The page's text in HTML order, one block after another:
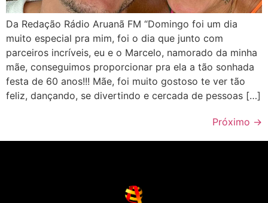
Da Redação Rádio Aruanã FM “Domingo foi um dia
muito especial pra mim, foi o dia que junto com
parceiros incríveis, eu e o Marcelo, namorado da minha
mãe, conseguimos proporcionar pra ela a tão sonhada
festa de 60 anos!!! Mãe, foi muito gostoso te ver tão
feliz, dançando, se divertindo e cercada de pessoas […]
Próximo →